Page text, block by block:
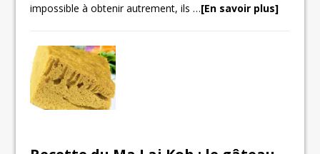
impossible à obtenir autrement, ils…[En savoir plus]